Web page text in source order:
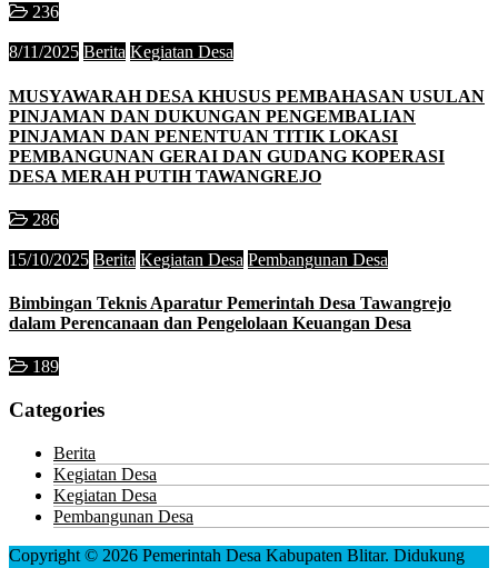
236
8/11/2025 Berita Kegiatan Desa
MUSYAWARAH DESA KHUSUS PEMBAHASAN USULAN
PINJAMAN DAN DUKUNGAN PENGEMBALIAN
PINJAMAN DAN PENENTUAN TITIK LOKASI
PEMBANGUNAN GERAI DAN GUDANG KOPERASI
DESA MERAH PUTIH TAWANGREJO
286
15/10/2025 Berita Kegiatan Desa Pembangunan Desa
Bimbingan Teknis Aparatur Pemerintah Desa Tawangrejo
dalam Perencanaan dan Pengelolaan Keuangan Desa
189
Categories
Berita
Kegiatan Desa
Kegiatan Desa
Pembangunan Desa
Copyright © 2026 Pemerintah Desa Kabupaten Blitar. Didukung